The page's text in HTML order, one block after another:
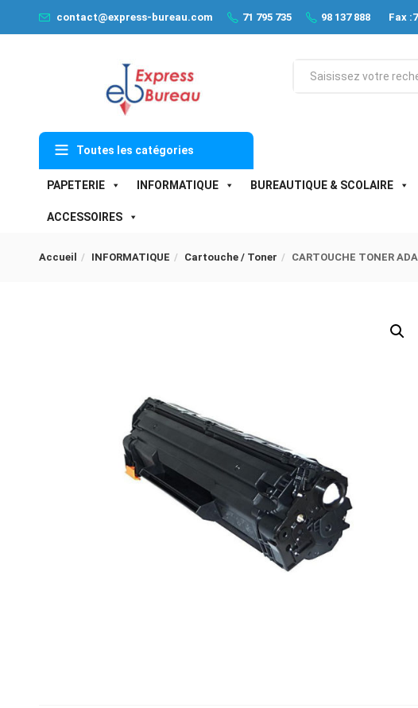
contact@express-bureau.com 71 795 735 98 137 888 Fax
Toutes les catégories
INFORMATIQUE
PAPETERIE BUREAUTIQUE & SCOLAIRE
ACCESSOIRES
Accueil INFORMATIQUE Cartouche / Toner CARTOUCHE TONER